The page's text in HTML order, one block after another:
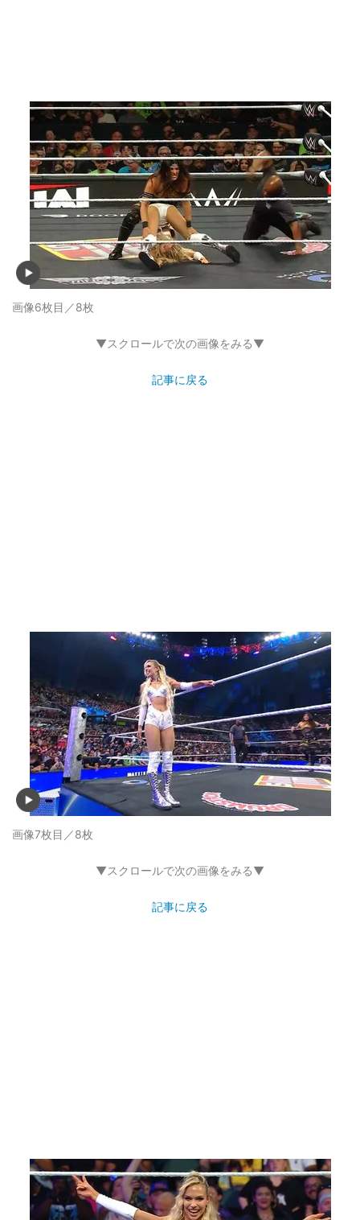
画像6枚目／8枚
▼スクロールで次の画像をみる▼
記事に戻る
画像7枚目／8枚
▼スクロールで次の画像をみる▼
記事に戻る